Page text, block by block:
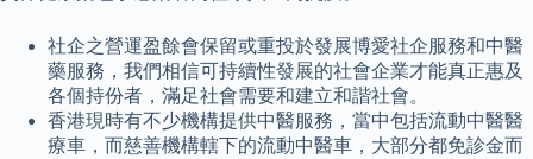
社企之營運盈餘會保留或重投於發展博愛社企服務和中醫
藥服務，我們相信可持續性發展的社會企業才能真正惠及
各個持份者，滿足社會需要和建立和諧社會。
香港現時有不少機構提供中醫服務，當中包括流動中醫醫
療車，而慈善機構轄下的流動中醫車，大部分都免診金而